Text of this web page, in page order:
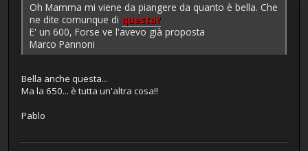
Oh Mamma mi viene da piangere da quanto è bella. Che
ne dite comunque di questa?
E' un 600, Forse ve l'avevo già proposta
Marco Pannoni
Bella anche questa...
Ma la 650... è tutta un'altra cosa!!
Pablo